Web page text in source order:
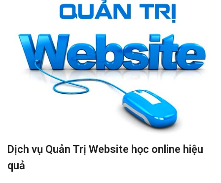
Dịch vụ Quản Trị Website học online hiệu
quả